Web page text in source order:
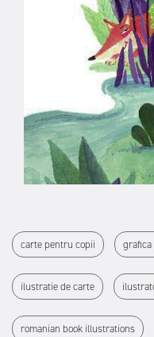
carte pentru copii grafica
ilustratie de carte
romanian book illustrations